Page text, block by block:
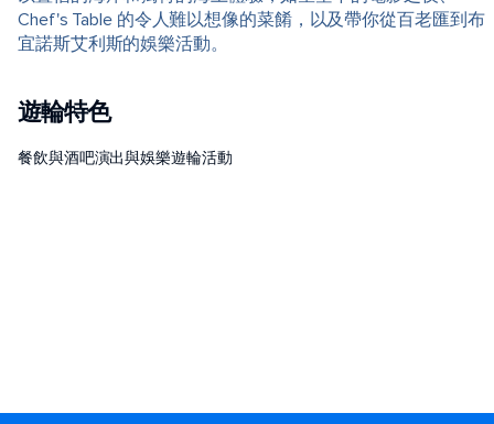
Chef's Table 的令人難以想像的菜餚，以及帶你從百老匯到布
宜諾斯艾利斯的娛樂活動。
遊輪特色
餐飲與酒吧演出與娛樂遊輪活動